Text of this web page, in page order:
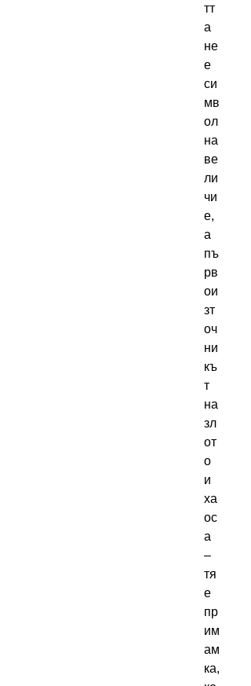
тт
а
не
е
си
мв
ол
на
ве
ли
чи
е,
а
пъ
рв
ои
зт
оч
ни
къ
т
на
зл
от
о
и
ха
ос
а
–
тя
е
пр
им
ам
ка,